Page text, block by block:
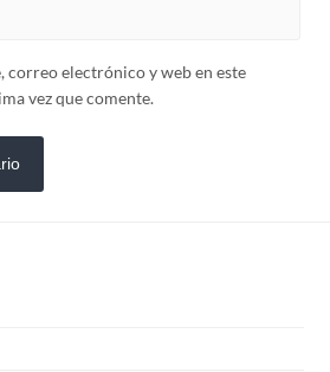
correo electrónico y web en este
vez que comente.